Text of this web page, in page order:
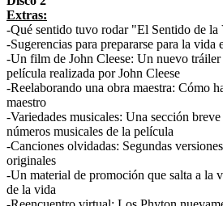
Extras:
-Qué sentido tuvo rodar "El Sentido de la
-Sugerencias para prepararse para la vida
-Un film de John Cleese: Un nuevo tráiler
película realizada por John Cleese
-Reelaborando una obra maestra: Cómo
maestro
-Variedades musicales: Una sección
números musicales de la película
-Canciones olvidadas: Segundas
originales
-Un material de promoción que salta a la
de la vida